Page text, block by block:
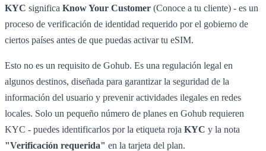
KYC significa Know Your Customer (Conoce a tu cliente) - es un
proceso de verificación de identidad requerido por el gobierno de
ciertos países antes de que puedas activar tu eSIM.
Esto no es un requisito de Gohub. Es una regulación legal en
algunos destinos, diseñada para garantizar la seguridad de la
información del usuario y prevenir actividades ilegales en redes
locales. Solo un pequeño número de planes en Gohub requieren
KYC - puedes identificarlos por la etiqueta roja KYC y la nota
"Verificación requerida" en la tarjeta del plan.